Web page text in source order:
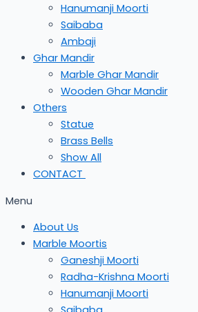
Hanumanji Moorti
Saibaba
Ambaji
Ghar Mandir
Marble Ghar Mandir
Wooden Ghar Mandir
Others
Statue
Brass Bells
Show All
CONTACT
Menu
About Us
Marble Moortis
Ganeshji Moorti
Radha-Krishna Moorti
Hanumanji Moorti